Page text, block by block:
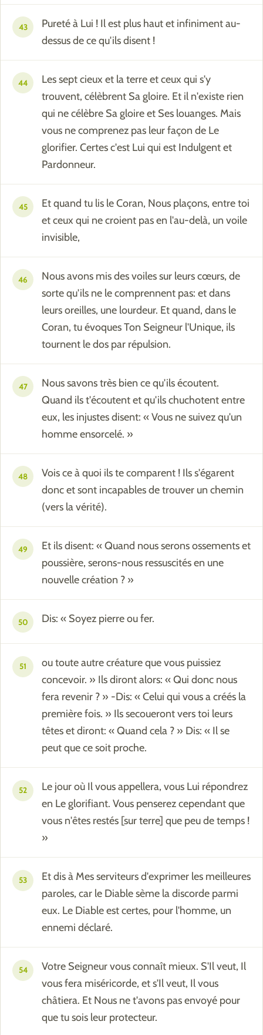
43
Pureté à Lui ! Il est plus haut et infiniment au-
dessus de ce qu'ils disent !
44
Les sept cieux et la terre et ceux qui s'y
trouvent, célèbrent Sa gloire. Et il n'existe rien
qui ne célèbre Sa gloire et Ses louanges. Mais
vous ne comprenez pas leur façon de Le
glorifier. Certes c'est Lui qui est Indulgent et
Pardonneur.
45
Et quand tu lis le Coran, Nous plaçons, entre toi
et ceux qui ne croient pas en l'au-delà, un voile
invisible,
46
Nous avons mis des voiles sur leurs cœurs, de
sorte qu'ils ne le comprennent pas: et dans
leurs oreilles, une lourdeur. Et quand, dans le
Coran, tu évoques Ton Seigneur l'Unique, ils
tournent le dos par répulsion.
47
Nous savons très bien ce qu'ils écoutent.
Quand ils t'écoutent et qu'ils chuchotent entre
eux, les injustes disent: « Vous ne suivez qu'un
homme ensorcelé. »
48
Vois ce à quoi ils te comparent ! Ils s'égarent
donc et sont incapables de trouver un chemin
(vers la vérité).
49
Et ils disent: « Quand nous serons ossements et
poussière, serons-nous ressuscités en une
nouvelle création ? »
50 Dis: « Soyez pierre ou fer.
51
ou toute autre créature que vous puissiez
concevoir. » Ils diront alors: « Qui donc nous
fera revenir ? » -Dis: « Celui qui vous a créés la
première fois. » Ils secoueront vers toi leurs
têtes et diront: « Quand cela ? » Dis: « Il se
peut que ce soit proche.
52
Le jour où Il vous appellera, vous Lui répondrez
en Le glorifiant. Vous penserez cependant que
vous n'êtes restés [sur terre] que peu de temps !
»
53
Et dis à Mes serviteurs d'exprimer les meilleures
paroles, car le Diable sème la discorde parmi
eux. Le Diable est certes, pour l'homme, un
ennemi déclaré.
54
Votre Seigneur vous connaît mieux. S'Il veut, Il
vous fera miséricorde, et s'Il veut, Il vous
châtiera. Et Nous ne t'avons pas envoyé pour
que tu sois leur protecteur.